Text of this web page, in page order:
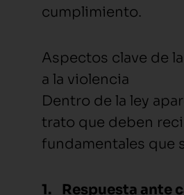
cumplimiento.
Aspectos clave de
a la violencia
Dentro de la ley
trato que deben
fundamentales que
1.
Respuesta ante